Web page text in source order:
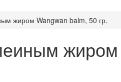
жиром Wangwan balm, 50 гр.
жиром